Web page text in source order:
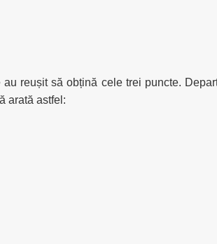
reușit să obțină cele trei puncte.
arată astfel: